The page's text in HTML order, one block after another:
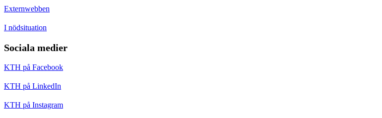
Externwebben
I nödsituation
Sociala medier
KTH på Facebook
KTH på LinkedIn
KTH på Instagram